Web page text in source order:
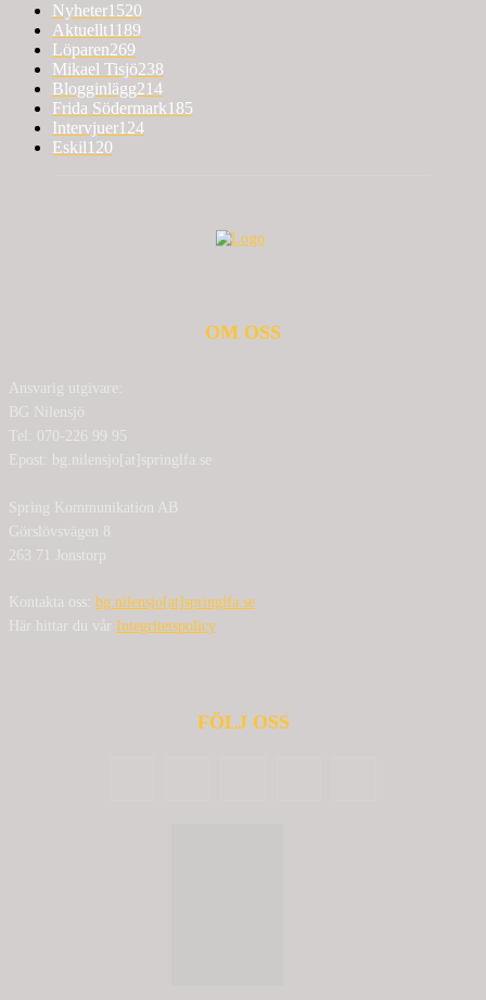
Nyheter1520
Aktuellt1189
Löparen269
Mikael Tisjö238
Blogginlägg214
Frida Södermark185
Intervjuer124
Eskil120
OM OSS
Ansvarig utgivare:
BG Nilensjö
Tel: 070-226 99 95
Epost: bg.nilensjo[at]springlfa.se
Spring Kommunikation AB
Görslövsvägen 8
263 71 Jonstorp
Kontakta oss: bg.nilensjo[at]springlfa.se
Här hittar du vår Integritetspolicy
FÖLJ OSS